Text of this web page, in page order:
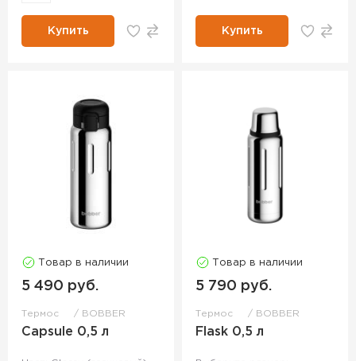
Купить Купить
Товар в наличии
5 490 руб.
Термос BOBBER
Capsule 0,5 л
Товар в наличии
5 790 руб.
Термос BOBBER
Flask 0,5 л